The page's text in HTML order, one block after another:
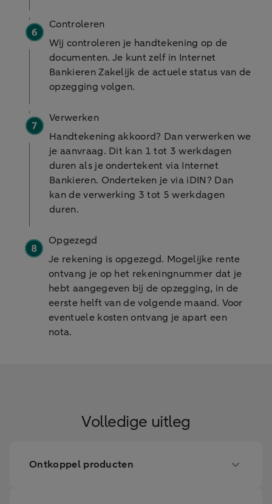
Controleren
Wij controleren je handtekening op de
documenten. Je kunt zelf in Internet
Bankieren Zakelijk de actuele status van de
opzegging volgen.
Verwerken
Handtekening akkoord? Dan verwerken we
je aanvraag. Dit kan 1 tot 3 werkdagen
duren als je ondertekent via Internet
Bankieren. Onderteken je via iDIN? Dan
kan de verwerking 3 tot 5 werkdagen
duren.
Opgezegd
Je rekening is opgezegd. Mogelijke rente
ontvang je op het rekeningnummer dat je
hebt aangegeven bij de opzegging, in de
eerste helft van de volgende maand. Voor
eventuele kosten ontvang je apart een
nota.
Volledige uitleg
Ontkoppel producten